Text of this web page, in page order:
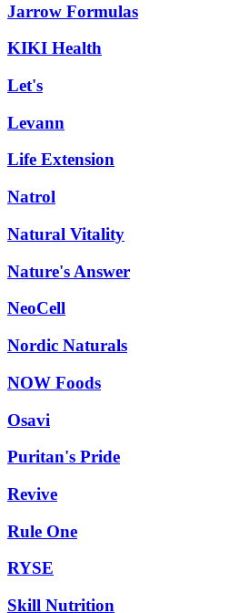
Jarrow Formulas
KIKI Health
Let's
Levann
Life Extension
Natrol
Natural Vitality
Nature's Answer
NeoCell
Nordic Naturals
NOW Foods
Osavi
Puritan's Pride
Revive
Rule One
RYSE
Skill Nutrition